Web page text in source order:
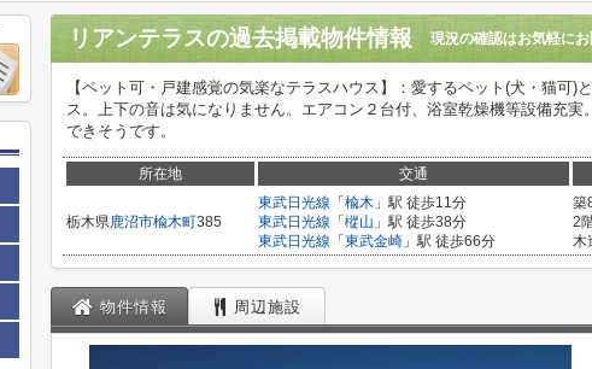
リアンテラスの過去掲載物件情報 現況の確認はお気軽にお
【ペット可・戸建感覚の気楽なテラスハウス】：愛するペット(犬・猫可)
ス。上下の音は気になりません。エアコン２台付、浴室乾燥機等設備充
できそうです。
所在地 交通
栃木県鹿沼市楡木町385
東武日光線 「 楡木 」駅 徒歩11分
東武日光線 「 樅山 」駅 徒歩38分
東武日光線 「 東武金崎 」駅 徒歩66分
築
2
木
物件情報 周辺施設